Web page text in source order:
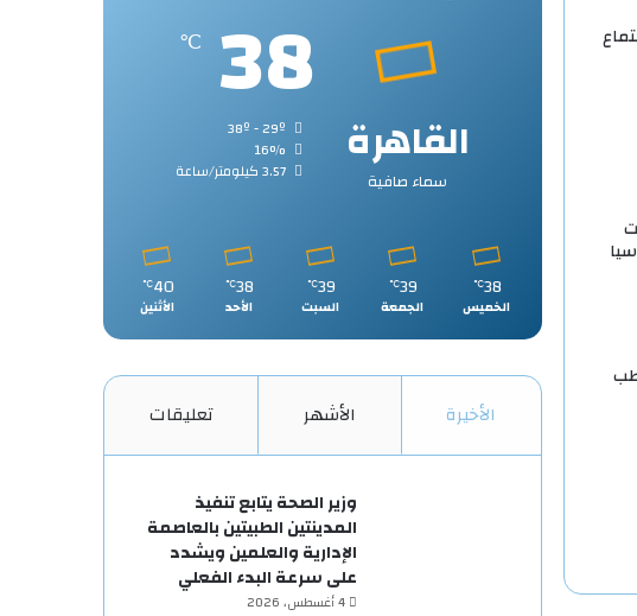
طب
القاهرة
سماء صافية
38
℃
16%
3.57 كيلومتر/ساعة
38
℃
الخميس
39
℃
الجمعة
39
℃
السبت
38
℃
الأحد
40
℃
الأثنين
الأخيرة الأشهر تعليقات
وزير الصحة يتابع تنفيذ
المدينتين الطبيتين بالعاصمة
الإدارية والعلمين ويشدد
على سرعة البدء الفعلي
4 أغسطس، 2026